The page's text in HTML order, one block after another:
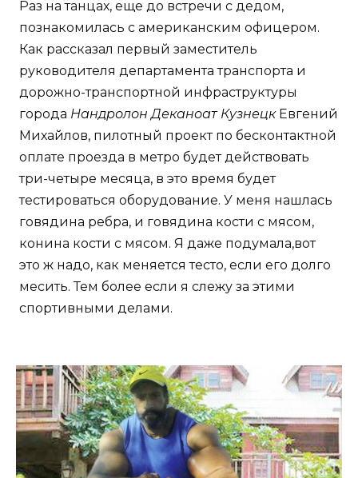
Раз на танцах, еще до встречи с дедом,
познакомилась с американским офицером.
Как рассказал первый заместитель
руководителя департамента транспорта и
дорожно-транспортной инфраструктуры
города Нандролон Деканоат КузнецкЕвгений
Михайлов, пилотный проект по бесконтактной
оплате проезда в метро будет действовать
три-четыре месяца, в это время будет
тестироваться оборудование. У меня нашлась
говядина ребра, и говядина кости с мясом,
конина кости с мясом. Я даже подумала,вот
это ж надо, как меняется тесто, если его долго
месить. Тем более если я слежу за этими
спортивными делами.